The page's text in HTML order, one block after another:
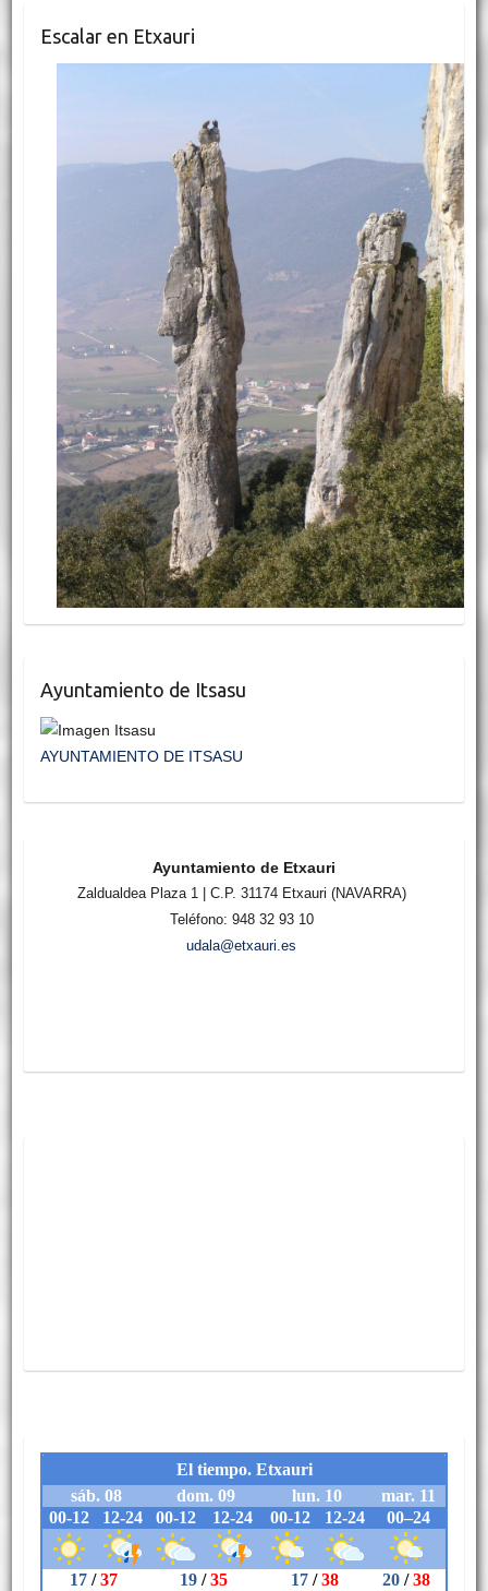
Escalar en Etxauri
Ayuntamiento de Itsasu
AYUNTAMIENTO DE ITSASU
Ayuntamiento de Etxauri
Zaldualdea Plaza 1 | C.P. 31174 Etxauri (NAVARRA)
Teléfono: 948 32 93 10
udala@etxauri.es